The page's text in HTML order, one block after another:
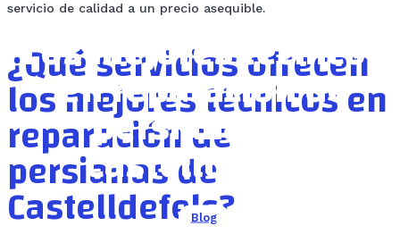
Los mejores técnicos
en reparación de
persianas de
Castelldefels.
Blog
servicio de calidad a un precio asequible.
¿Qué servicios ofrecen
los mejores técnicos en
reparación de
persianas de
Castelldefels?